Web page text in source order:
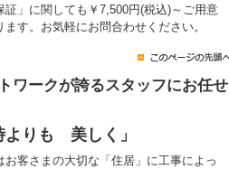
証」に関しても￥7,500円(税込)～ご用意
ます。お気軽にお問合わせください。
ワークが誇るスタッフにお任せ
りも 美しく」
お客さまの大切な「住居」に工事によっ